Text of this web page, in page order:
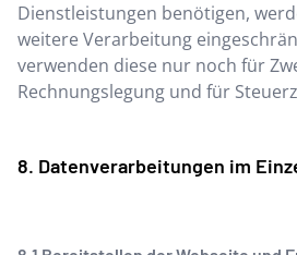
Dienstleistungen benötigen,
weitere Verarbeitung
verwenden diese nur noch für
Rechnungslegung und für
Datenverarbeitungen im